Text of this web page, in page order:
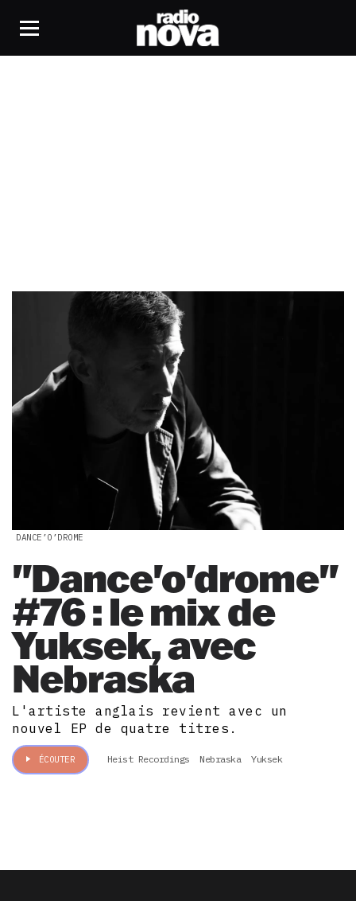
DANCE’O’DROME
"Dance'o'drome"
#76 : le mix de
Yuksek, avec
Nebraska
L'artiste anglais revient avec un
nouvel EP de quatre titres.
ÉCOUTER Heist Recordings Nebraska Yuksek